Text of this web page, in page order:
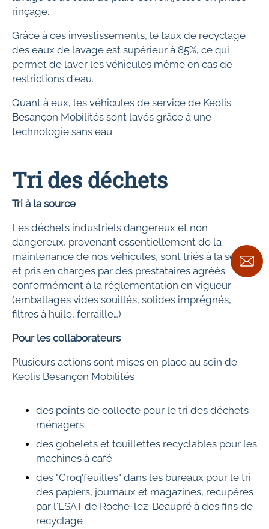
rinçage.
Grâce à ces investissements, le taux de recyclage
des eaux de lavage est supérieur à 85%, ce qui
permet de laver les véhicules même en cas de
restrictions d'eau.
Quant à eux, les véhicules de service de Keolis
Besançon Mobilités sont lavés grâce à une
technologie sans eau.
Tri des déchets
Tri à la source
Les déchets industriels dangereux et non
dangereux, provenant essentiellement de la
maintenance de nos véhicules, sont triés à la source
et pris en charges par des prestataires agréés
conformément à la réglementation en vigueur
(emballages vides souillés, solides imprégnés,
filtres à huile, ferraille…)
Pour les collaborateurs
Plusieurs actions sont mises en place au sein de
Keolis Besançon Mobilités :
des points de collecte pour le tri des déchets
ménagers
des gobelets et touillettes recyclables pour les
machines à café
des "Croq'feuilles" dans les bureaux pour le tri
des papiers, journaux et magazines, récupérés
par l'ESAT de Roche-lez-Beaupré à des fins de
recyclage